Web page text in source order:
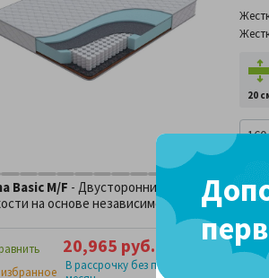
20
Basic M/F - Двусторонний анатомический
на основе независимого пружинного
20,965 руб. 4 х
В рассрочку без переплаты за 2,329